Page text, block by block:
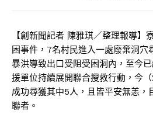
【創新聞記者 陳雅琪／整理報導】
困事件，7名村民進入一處廢棄洞穴
暴洪導致出口受阻受困洞內，至今
援單位持續展開聯合搜救行動，今
成功尋獲其中5人，且皆平安無恙，
聯者。